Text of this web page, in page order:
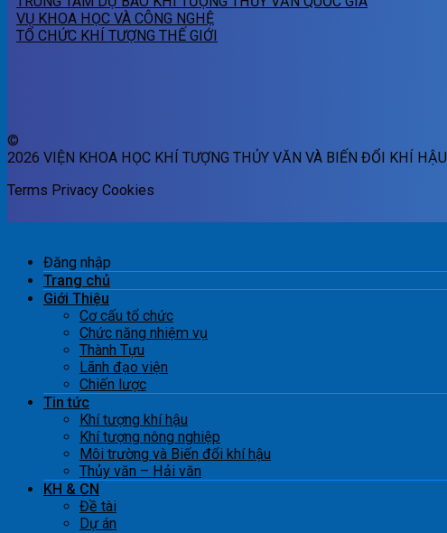
VỤ KHOA HỌC VÀ CÔNG NGHỆ
TỔ CHỨC KHÍ TƯỢNG THẾ GIỚI
©
2026 VIỆN KHOA HỌC KHÍ TƯỢNG THỦY VĂN VÀ BIẾN ĐỔI KHÍ HẬU
Terms Privacy Cookies
Đăng nhập
Trang chủ
Giới Thiệu
Cơ cấu tổ chức
Chức năng nhiệm vụ
Thành Tựu
Lãnh đạo viện
Chiến lược
Tin tức
Khí tượng khí hậu
Khí tượng nông nghiệp
Môi trường và Biến đổi khí hậu
Thủy văn – Hải văn
KH & CN
Đề tài
Dự án